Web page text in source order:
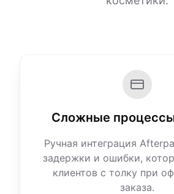
Сложные
Ручная интеграция
задержки и ошибки,
клиентов с толку при
заказа.